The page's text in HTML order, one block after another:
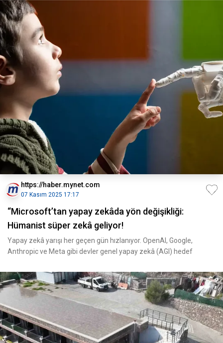
https://haber.mynet.com
07 Kasım 2025 17:17
“Microsoft’tan yapay zekâda yön değişikliği:
Hümanist süper zekâ geliyor!
Yapay zekâ yarışı her geçen gün hızlanıyor. OpenAI, Google,
Anthropic ve Meta gibi devler genel yapay zekâ (AGI) hedef